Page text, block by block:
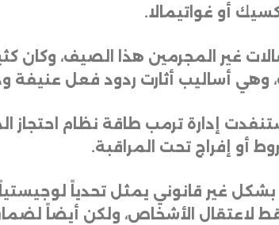
أو غواتيمالا.
غير المجرمين هذا الصيف، وكان
وهي أساليب أثارت ردود فعل
استنفدت إدارة ترمب طاقة نظام
أو إفراج تحت المراقبة.
غير قانوني يمثل تحدياً
الأشخاص، ولكن أيضاً لضمان